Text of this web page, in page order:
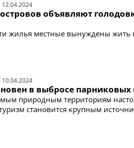
12.04.2024
объявляют
жилья местные вынуждены
10.04.2024
в выбросе парниковых
природным территориям
становится крупным